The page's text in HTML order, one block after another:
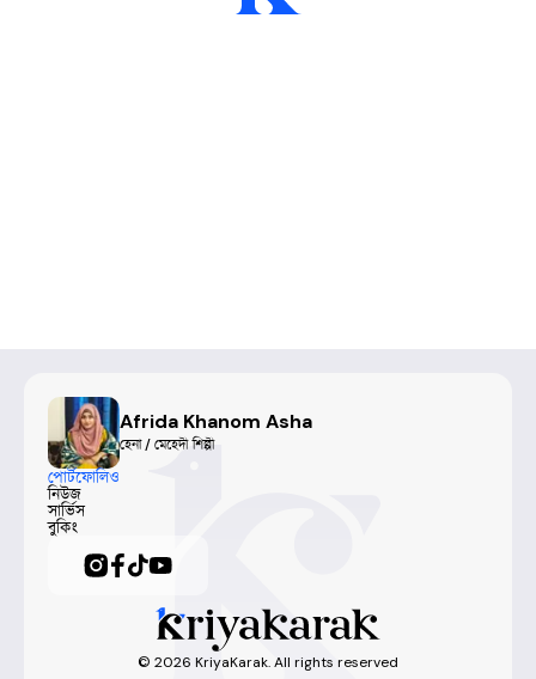
Afrida Khanom Asha
হেনা / মেহেদী শিল্পী
পোর্টফোলিও
নিউজ
সার্ভিস
বুকিং
© 2026 KriyaKarak. All rights reserved